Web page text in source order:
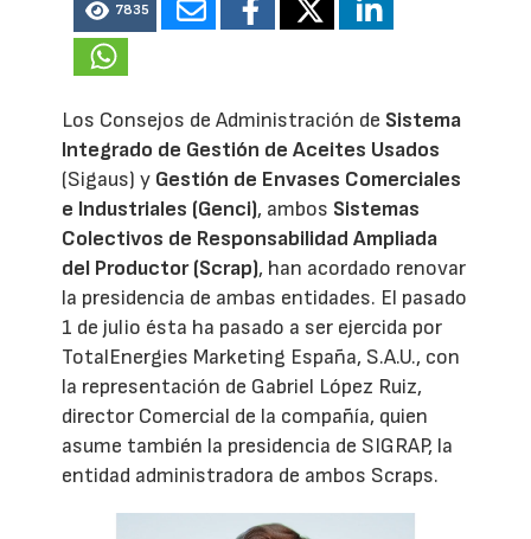
7835
Los Consejos de Administración de Sistema
Integrado de Gestión de Aceites Usados
(Sigaus) y Gestión de Envases Comerciales
e Industriales (Genci), ambos Sistemas
Colectivos de Responsabilidad Ampliada
del Productor (Scrap), han acordado renovar
la presidencia de ambas entidades. El pasado
1 de julio ésta ha pasado a ser ejercida por
TotalEnergies Marketing España, S.A.U., con
la representación de Gabriel López Ruiz,
director Comercial de la compañía, quien
asume también la presidencia de SIGRAP, la
entidad administradora de ambos Scraps.